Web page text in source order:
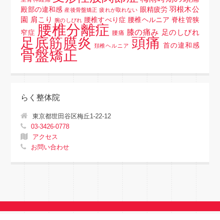
殿部の違和感 産後骨盤矯正 疲れが取れない 眼精疲労 羽根木公
園 肩こり 腕のしびれ 腰椎すべり症 腰椎ヘルニア 脊柱管狭
窄症 腰椎分離症 腰痛 膝の痛み 足のしびれ
足底筋膜炎 頚椎ヘルニア 頭痛 首の違和感
骨盤矯正
らく整体院
東京都世田谷区梅丘1-22-12
03-3426-0778
アクセス
お問い合わせ